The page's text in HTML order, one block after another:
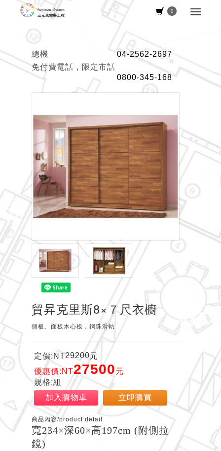
0
總機
04-2562-2697
免付費電話，限定市話
0800-345-168
貿昇克里斯8×７尺衣櫥
側板、面板木心板，鋼珠滑軌
定價:NT29200元
優惠價:NT27500元
規格:組
加入購物車
立即購買
商品內容/product detail
寬234×深60×高197cm (附側拉
鏡)